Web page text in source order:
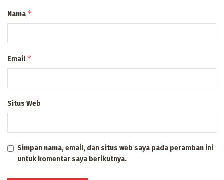
Nama *
Email*
Situs Web
Simpan nama, email, dan situs web saya pada peramban ini
untuk komentar saya berikutnya.